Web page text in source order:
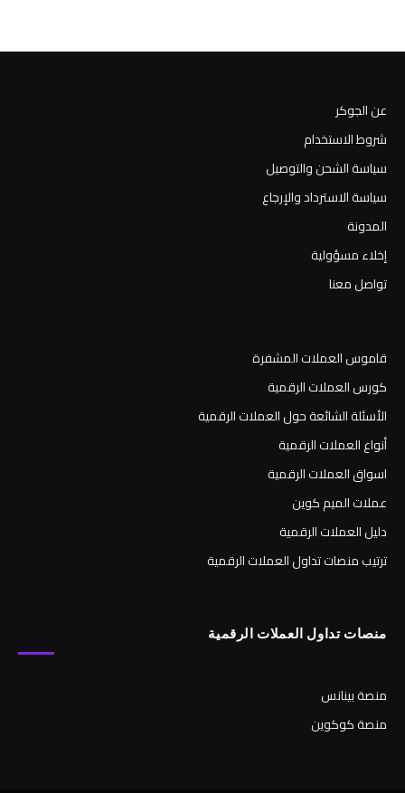
عن الجوكر
شروط الاستخدام
سياسة الشحن والتوصيل
سياسة الاسترداد والإرجاع
المدونة
إخلاء مسؤولية
تواصل معنا
قاموس العملات المشفرة
كورس العملات الرقمية
الأسئلة الشائعة حول العملات الرقمية
أنواع العملات الرقمية
اسواق العملات الرقمية
عملات الميم كوين
دليل العملات الرقمية
ترتيب منصات تداول العملات الرقمية
منصات تداول العملات الرقمية
منصة بينانس
منصة كوكوين